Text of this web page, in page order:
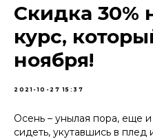
Скидка 30%
курс,
ноября!
2021-10-27 15:37
Осень – унылая пора, еще
сидеть, укутавшись в плед